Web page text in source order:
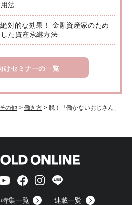
法
対的な効果！ 金融資産家のため
た資産承継方法
けセミナーの一覧
その他 > 働き方 > 脱！「働かないおじさん」
特集一覧 連載一覧